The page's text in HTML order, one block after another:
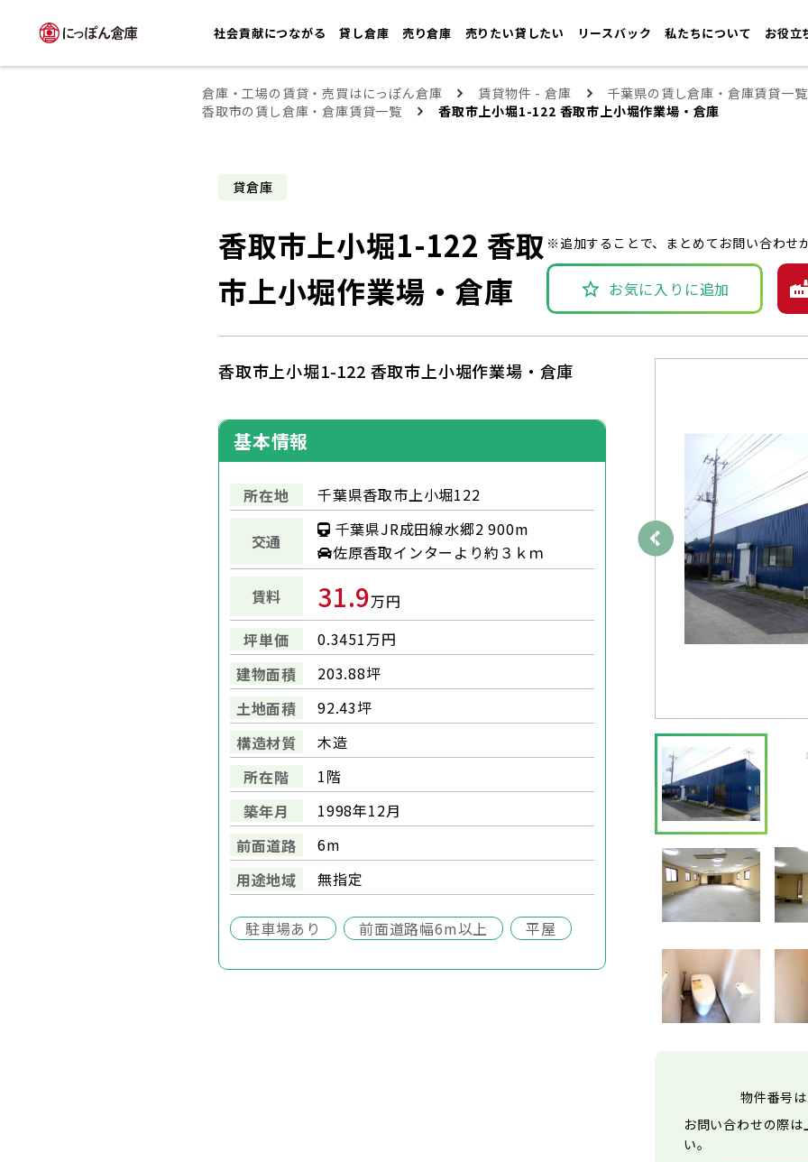
社会貢献につながる 貸し倉庫 売り倉庫 売りたい貸したい リースバック 私たちについて お役立
倉庫・工場の賃貸・売買はにっぽん倉庫 賃貸物件 - 倉庫
千葉県の賃し倉庫・倉庫賃貸一覧
香取市の賃し倉庫・倉庫賃貸一覧
香取市上小堀1-122 香取市上小堀作業場・倉庫
貸倉庫
香取市上小堀1-122 香取
市上小堀作業場・倉庫
※追加することで、まとめてお問い合わせ
お気に入りに追加
香取市上小堀1-122 香取市上小堀作業場・倉庫
基本情報
所在地 千葉県香取市上小堀122
交通
千葉県JR成田線水郷2 900m
佐原⾹取インターより約３ｋｍ
賃料 31.9万円
坪単価
0.3451万円
建物面積
203.88坪
土地面積
92.43坪
構造材質
⽊造
所在階
1階
築年月
1998年12⽉
前面道路
6m
用途地域
無指定
駐車場あり 前面道路幅6m以上 平屋
物件番号は
お問い合わせの際
い。